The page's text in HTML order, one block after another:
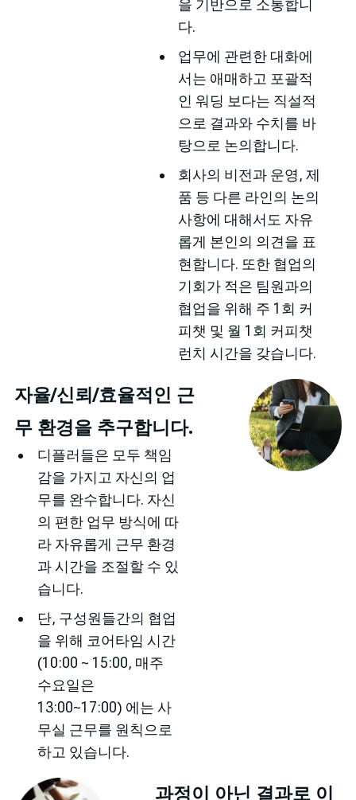
을 기반으로 소통합니
다.
업무에 관련한 대화에
서는 애매하고 포괄적
인 워딩 보다는 직설적
으로 결과와 수치를 바
탕으로 논의합니다.
회사의 비전과 운영, 제
품 등 다른 라인의 논의
사항에 대해서도 자유
롭게 본인의 의견을 표
현합니다. 또한 협업의
기회가 적은 팀원과의
협업을 위해 주 1회 커
피챗 및 월 1회 커피챗
런치 시간을 갖습니다.
자율/신뢰/효율적인 근
무 환경을 추구합니다.
디플러들은 모두 책임
감을 가지고 자신의 업
무를 완수합니다. 자신
의 편한 업무 방식에 따
라 자유롭게 근무 환경
과 시간을 조절할 수 있
습니다.
단, 구성원들간의 협업
을 위해 코어타임 시간
(10:00 ~ 15:00, 매주
수요일은
13:00~17:00) 에는 사
무실 근무를 원칙으로
하고 있습니다.
과정이 아닌 결과로 이